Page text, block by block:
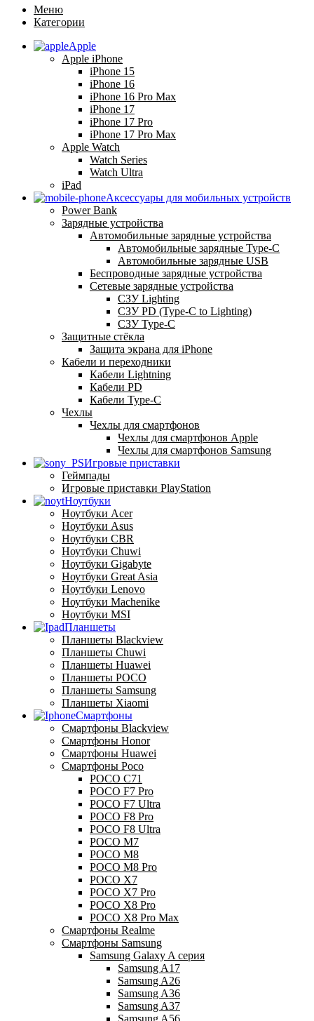
Меню
Категории
Apple
Apple iPhone
iPhone 15
iPhone 16
iPhone 16 Pro Max
iPhone 17
iPhone 17 Pro
iPhone 17 Pro Max
Apple Watch
Watch Series
Watch Ultra
iPad
Аксессуары для мобильных устройств
Power Bank
Зарядные устройства
Автомобильные зарядные устройства
Автомобильные зарядные Type-C
Автомобильные зарядные USB
Беспроводные зарядные устройства
Сетевые зарядные устройства
СЗУ Lighting
СЗУ PD (Type-C to Lighting)
СЗУ Type-C
Защитные стёкла
Защита экрана для iPhone
Кабели и переходники
Кабели Lightning
Кабели PD
Кабели Type-C
Чехлы
Чехлы для смартфонов
Чехлы для смартфонов Apple
Чехлы для смартфонов Samsung
Игровые приставки
Геймпады
Игровые приставки PlayStation
Ноутбуки
Ноутбуки Acer
Ноутбуки Asus
Ноутбуки CBR
Ноутбуки Chuwi
Ноутбуки Gigabyte
Ноутбуки Great Asia
Ноутбуки Lenovo
Ноутбуки Machenike
Ноутбуки MSI
Планшеты
Планшеты Blackview
Планшеты Chuwi
Планшеты Huawei
Планшеты POCO
Планшеты Samsung
Планшеты Xiaomi
Смартфоны
Смартфоны Blackview
Смартфоны Honor
Смартфоны Huawei
Смартфоны Poco
POCO C71
POCO F7 Pro
POCO F7 Ultra
POCO F8 Pro
POCO F8 Ultra
POCO M7
POCO M8
POCO M8 Pro
POCO X7
POCO X7 Pro
POCO X8 Pro
POCO X8 Pro Max
Смартфоны Realme
Смартфоны Samsung
Samsung Galaxy A серия
Samsung A17
Samsung A26
Samsung A36
Samsung A37
Samsung A56